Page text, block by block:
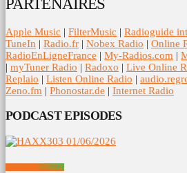
PARTENAIRES
Apple Music | FilterMusic | Radioguide
TuneIn | Radio.fr | Nobex Radio | Online
RadioEnLigneFrance | My-Radios.com |
| myTuner Radio | Radoxo | Live Online
Replaio | Listen Online Radio |
Zeno.fm | Phonostar.de | Internet Radio
PODCAST EPISODES
HAXX303 01/06/2026